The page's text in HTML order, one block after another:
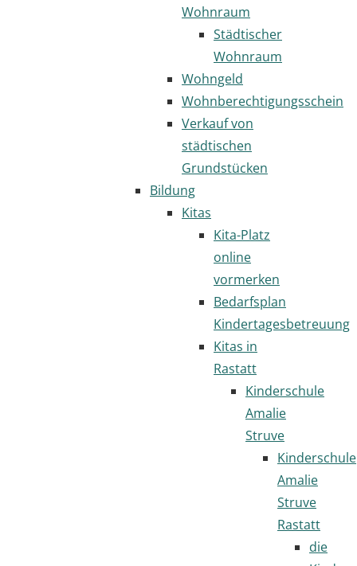
Wohnraum
Städtischer
Wohnraum
Wohngeld
Wohnberechtigungsschein
Verkauf von
städtischen
Grundstücken
Bildung
Kitas
Kita-Platz
online
vormerken
Bedarfsplan
Kindertagesbetreuung
Kitas in
Rastatt
Kinderschule
Amalie
Struve
Kinderschule
Amalie
Struve
Rastatt
die